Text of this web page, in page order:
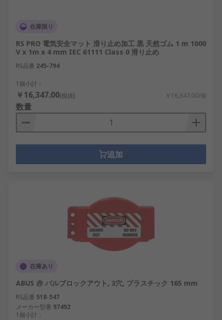
在庫限り
RS PRO 電気安全マット 滑り止め加工 黒 天然ゴム 1 m 1000
V x 1m x 4 mm IEC 61111 Class 0 滑り止め
RS品番 245-794
1個小計：
￥16,347.00(税抜) ￥16,347.00/個
数量
追加
在庫あり
ABUS 赤 バルブロックアウト, 3穴, プラスチック 165 mm
RS品番 518-547
メーカー型番 97492
1個小計：